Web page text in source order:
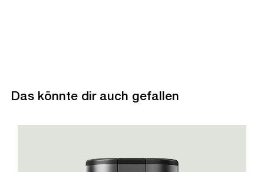
Das könnte dir auch gefallen